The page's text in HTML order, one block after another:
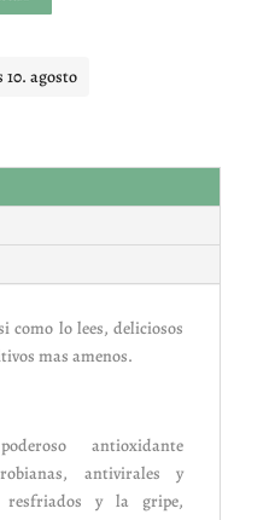
agosto
como lo lees, deliciosos
mas amenos.
antioxidante
antivirales y
resfriados y la gripe,